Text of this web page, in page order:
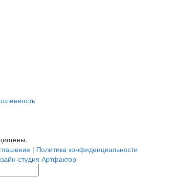
| Политика конфиденциальности
студия Артфактор